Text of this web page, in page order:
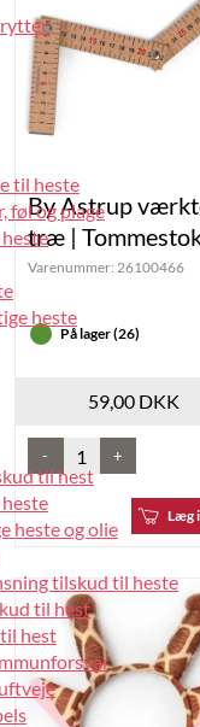
til heste
føl og plage
heste
til hest
heste og olie
tilskud til heste
til hest
hest
By Astrup
træ |
Varenummer: 26100466
På lager (26)
59,00 DKK
- +
Læg